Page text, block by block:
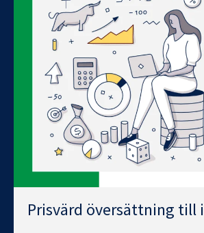
Prisvärd översättning till